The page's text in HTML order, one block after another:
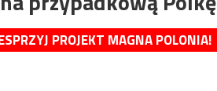
PROJEKT MAGNA POLONIA!